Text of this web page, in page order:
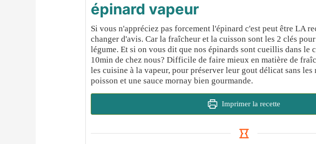
épinard vapeur
Si vous n'appréciez pas forcement l'épinard c'est peut être LA
changer d'avis. Car la fraîcheur et la cuisson sont les 2 clés
légume. Et si on vous dit que nos épinards sont cueillis dans le
10min de chez nous? Difficile de faire mieux en matière de
les cuisine à la vapeur, pour préserver leur gout délicat sans les
poisson et une sauce mornay bien gourmande.
Imprimer la recette